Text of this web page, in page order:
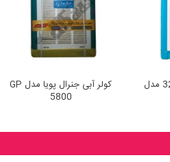
کولر آبی جنرال پویا مدل GP
5800
کولر آبی پاکشوما 3200 مدل